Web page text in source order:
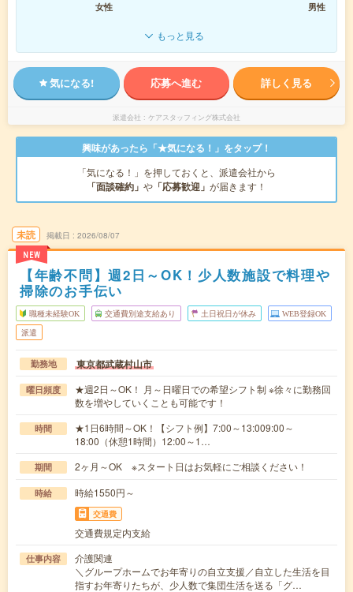
女性
男性
もっと見る
気になる! 応募へ進む 詳しく見る
派遣会社 ケアスタッフィング株式会社
興味があったら「★気になる！」をタップ！
「気になる！」を押しておくと、派遣会社から
「面談確約」 や 「応募歓迎」 が届きます！
未読
NEW
掲載日 2026/08/07
【年齢不問】週2日～OK！少人数施設で料理や
掃除のお手伝い
職種未経験OK 交通費別途支給あり 土日祝日が休み WEB登録OK
派遣
勤務地 東京都武蔵村山市
曜日頻度
★週2日～OK！ 月～日曜日での希望シフト制 ※徐々に勤務回
数を増やしていくことも可能です！
時間
★1日6時間～OK！【シフト例】7:00～13:009:00～
18:00（休憩1時間）12:00～1…
期間 2ヶ月～OK ※スタート日はお気軽にご相談ください！
時給 時給1550円～
交通費
交通費規定内支給
仕事内容
介護関連
＼グループホームでお年寄りの自立支援／自立した生活を目
指すお年寄りたちが、少人数で集団生活を送る「グ…